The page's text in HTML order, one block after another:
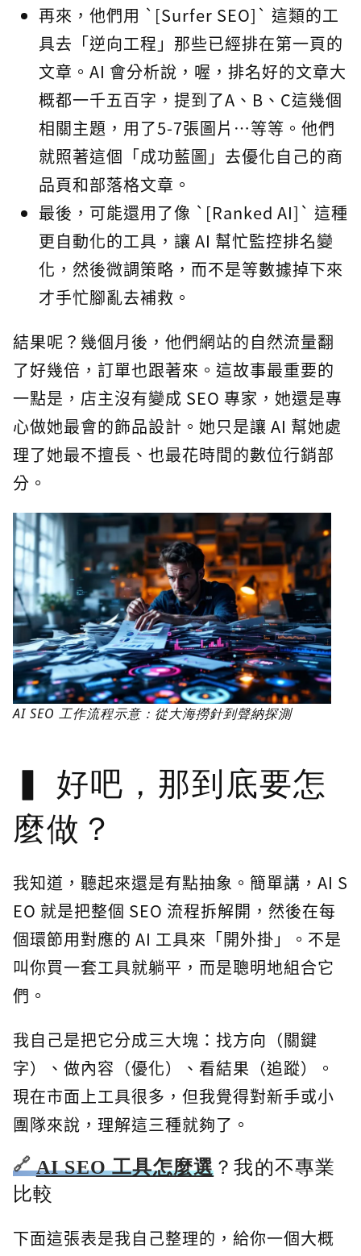
再來，他們用 `[Surfer SEO]` 這類的工
具去「逆向工程」那些已經排在第一頁的
文章。AI 會分析說，喔，排名好的文章大
概都一千五百字，提到了A、B、C這幾個
相關主題，用了5-7張圖片…等等。他們
就照著這個「成功藍圖」去優化自己的商
品頁和部落格文章。
最後，可能還用了像 `[Ranked AI]` 這種
更自動化的工具，讓 AI 幫忙監控排名變
化，然後微調策略，而不是等數據掉下來
才手忙腳亂去補救。
結果呢？幾個月後，他們網站的自然流量翻
了好幾倍，訂單也跟著來。這故事最重要的
一點是，店主沒有變成 SEO 專家，她還是專
心做她最會的飾品設計。她只是讓 AI 幫她處
理了她最不擅長、也最花時間的數位行銷部
分。
AI SEO 工作流程示意：從大海撈針到聲納探測
好吧，那到底要怎
麼做？
我知道，聽起來還是有點抽象。簡單講，AI S
EO 就是把整個 SEO 流程拆解開，然後在每
個環節用對應的 AI 工具來「開外掛」。不是
叫你買一套工具就躺平，而是聰明地組合它
們。
我自己是把它分成三大塊：找方向（關鍵
字）、做內容（優化）、看結果（追蹤）。
現在市面上工具很多，但我覺得對新手或小
團隊來說，理解這三種就夠了。
AI SEO 工具怎麼選 ？我的不專業
比較
下面這張表是我自己整理的，給你一個大概